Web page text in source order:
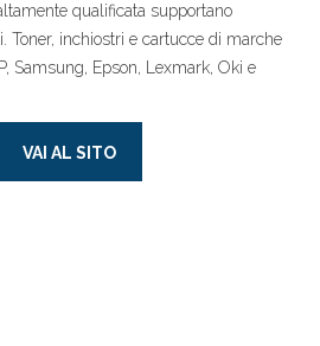
qualificata supportano
Toner, inchiostri e cartucce di marche
Samsung, Epson, Lexmark, Oki e
VAI AL SITO